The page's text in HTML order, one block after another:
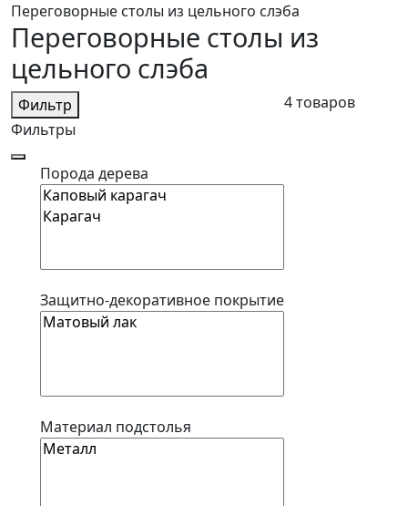
Переговорные столы из цельного слэба
Переговорные столы из
цельного слэба
Фильтр
Фильтры
Порода дерева
Защитно-декоративное покрытие
Материал подстолья
4 товаров